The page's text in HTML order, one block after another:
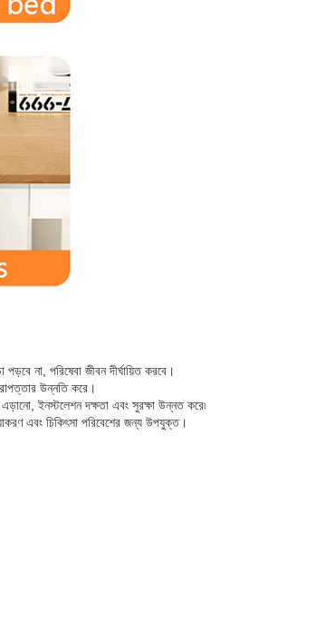
পড়বে না, পরিষেবা জীবন দীর্ঘায়িত করবে।
উন্নতি করে।
ইনস্টলেশন দক্ষতা এবং সুরক্ষা উন্নত করে৷
এবং চিকিৎসা পরিবেশের জন্য উপযুক্ত।